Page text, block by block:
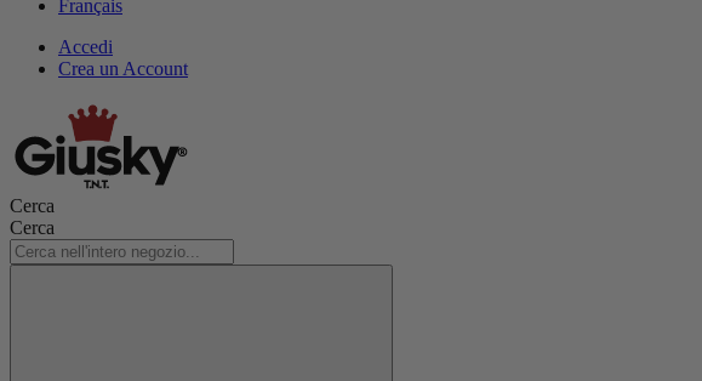
Français
Accedi
Crea un Account
Cerca
Cerca